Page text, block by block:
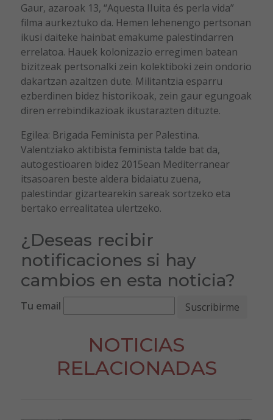
Gaur, azaroak 13, “Aquesta IIuita és perla vida”
filma aurkeztuko da. Hemen lehenengo pertsonan
ikusi daiteke hainbat emakume palestindarren
errelatoa. Hauek kolonizazio erregimen batean
bizitzeak pertsonalki zein kolektiboki zein ondorio
dakartzan azaltzen dute. Militantzia esparru
ezberdinen bidez historikoak, zein gaur egungoak
diren errebindikazioak ikustarazten dituzte.
Egilea: Brigada Feminista per Palestina.
Valentziako aktibista feminista talde bat da,
autogestioaren bidez 2015ean Mediterranear
itsasoaren beste aldera bidaiatu zuena,
palestindar gizartearekin sareak sortzeko eta
bertako errealitatea ulertzeko.
¿Deseas recibir
notificaciones si hay
cambios en esta noticia?
Tu email
NOTICIAS
RELACIONADAS